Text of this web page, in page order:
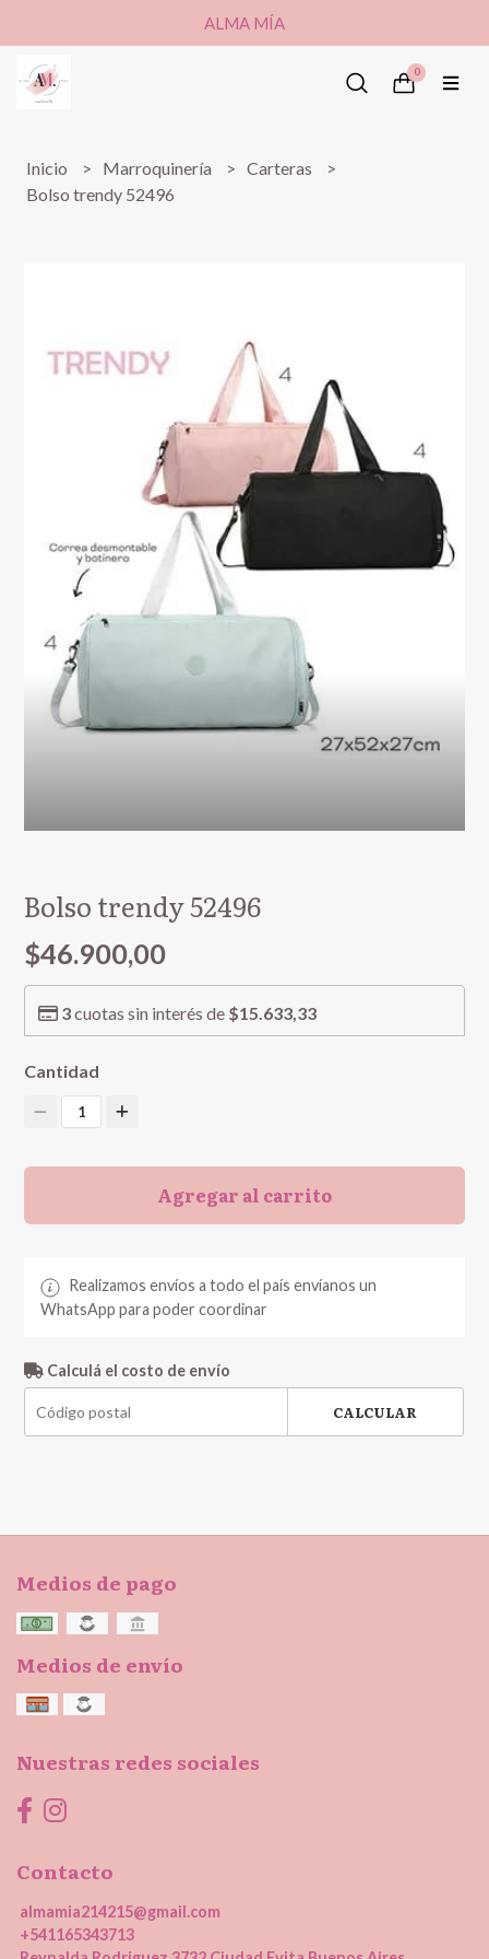
ALMA MÍA
0
Inicio Marroquinería
Carteras
Bolso trendy 52496
Bolso trendy 52496
$46.900,00
3cuotas sin interés de $15.633,33
Cantidad
1
Agregar al carrito
Realizamos envíos a todo el país envíanos un
WhatsApp para poder coordinar
Calculá el costo de envío
CALCULAR
Medios de pago
Medios de envío
Nuestras redes sociales
Contacto
almamia214215@gmail.com
+541165343713